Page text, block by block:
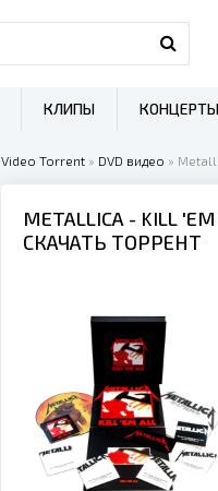
Video Torrent » DVD видео »
METALLICA - KILL
СКАЧАТЬ ТОРРЕНТ
КЛИПЫ КОНЦЕРТЫ